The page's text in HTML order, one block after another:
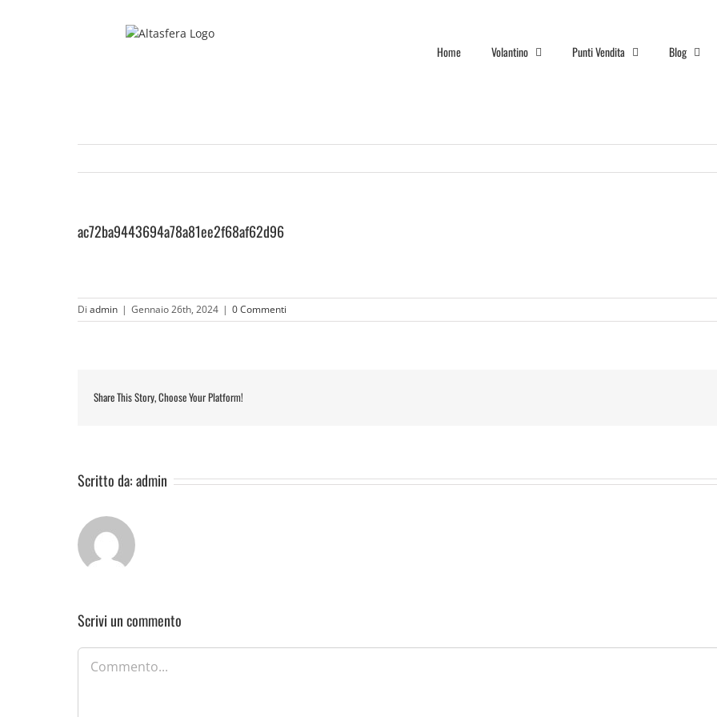
Home Volantino Punti Vendita Blog
ac72ba9443694a78a81ee2f68af62d96
Di admin | Gennaio 26th, 2024 | 0 Commenti
Share This Story, Choose Your Platform!
Scritto da:admin
Scrivi un commento
Commento